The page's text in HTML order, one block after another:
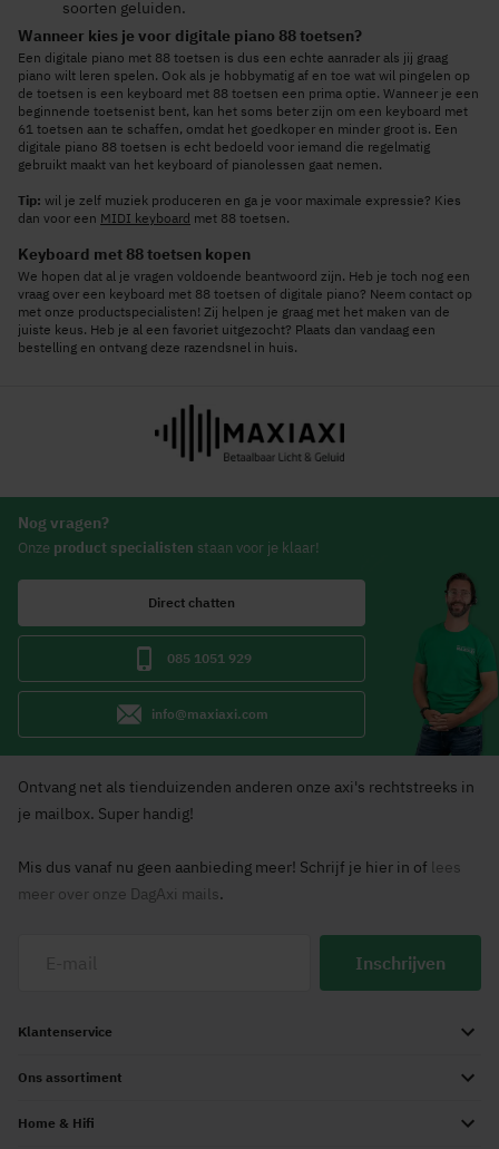
soorten geluiden.
Wanneer kies je voor digitale piano 88 toetsen?
Een digitale piano met 88 toetsen is dus een echte aanrader als jij graag
piano wilt leren spelen. Ook als je hobbymatig af en toe wat wil pingelen op
de toetsen is een keyboard met 88 toetsen een prima optie. Wanneer je een
beginnende toetsenist bent, kan het soms beter zijn om een keyboard met
61 toetsen aan te schaffen, omdat het goedkoper en minder groot is. Een
digitale piano 88 toetsen is echt bedoeld voor iemand die regelmatig
gebruikt maakt van het keyboard of pianolessen gaat nemen.
Tip: wil je zelf muziek produceren en ga je voor maximale expressie? Kies
dan voor een MIDI keyboard met 88 toetsen.
Keyboard met 88 toetsen kopen
We hopen dat al je vragen voldoende beantwoord zijn. Heb je toch nog een
vraag over een keyboard met 88 toetsen of digitale piano? Neem contact op
met onze productspecialisten! Zij helpen je graag met het maken van de
juiste keus. Heb je al een favoriet uitgezocht? Plaats dan vandaag een
bestelling en ontvang deze razendsnel in huis.
Nog vragen?
Onze product specialisten staan voor je klaar!
Direct chatten
085 1051 929
info@maxiaxi.com
Ontvang net als tienduizenden anderen onze axi's rechtstreeks in
je mailbox. Super handig!
Mis dus vanaf nu geen aanbieding meer! Schrijf je hier in of lees
meer over onze DagAxi mails.
Inschrijven
Klantenservice
Ons assortiment
Home & Hifi